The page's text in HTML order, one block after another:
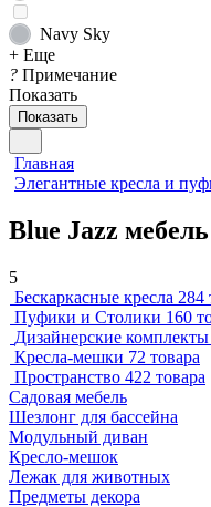
Navy Sky
+ Еще
? Примечание
Показать
Показать
Главная
Элегантные кресла и
Blue Jazz
5
Бескаркасные кресла 284
Пуфики и Столики 160
Дизайнерские комплекты
Кресла-мешки 72 товара
Пространство 422 товара
Садовая мебель
Шезлонг для бассейна
Модульный диван
Кресло-мешок
Лежак для животных
Предметы декора